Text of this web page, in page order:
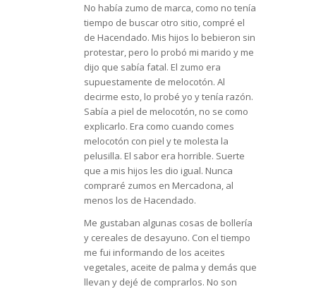
No había zumo de marca, como no tenía
tiempo de buscar otro sitio, compré el
de Hacendado. Mis hijos lo bebieron sin
protestar, pero lo probó mi marido y me
dijo que sabía fatal. El zumo era
supuestamente de melocotón. Al
decirme esto, lo probé yo y tenía razón.
Sabía a piel de melocotón, no se como
explicarlo. Era como cuando comes
melocotón con piel y te molesta la
pelusilla. El sabor era horrible. Suerte
que a mis hijos les dio igual. Nunca
compraré zumos en Mercadona, al
menos los de Hacendado.
Me gustaban algunas cosas de bollería
y cereales de desayuno. Con el tiempo
me fui informando de los aceites
vegetales, aceite de palma y demás que
llevan y dejé de comprarlos. No son